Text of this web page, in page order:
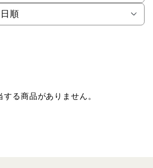
順
する商品がありません。